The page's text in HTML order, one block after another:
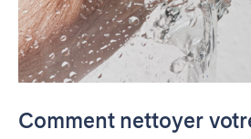
Comment nettoyer